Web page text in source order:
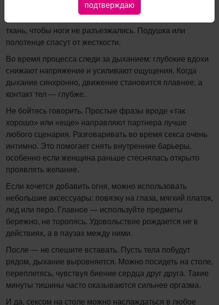
эмоциональное. Мебель должна быть устойчива, а тела
ткань, чтобы ноги не разъезжались. Подушка или
полотенце спасут от жесткости.
Во время процесса следи за дыханием: глубокие вдохи
снижают напряжение и усиливают ощущения. Когда
дыхание синхронно, движение становится плавнее, а
контакт тел — глубже.
Не бойтесь говорить. Простые фразы вроде «так
хорошо» или «еще» направляют партнера лучше
любого сценария. Разговаривать во время секса очень
интимно. Это помогает снять внутренние барьеры,
особенно если женщина раньше стеснялась открыто
проявлять желание.
Если хочется добавить огня, можно использовать
небольшие аксессуары: повязку на глаза, мягкий платок,
лед или перо. Главное — используйте предметы
бережно, не торопясь. Удовольствие рождается не в
действиях, а в паузах между ними.
После — не спешите вставать. Пусть тела побудут
рядом, дыхание выровняется. Можно посидеть на столе,
переплетясь, чувствуя биение сердца друг друга. Такие
минуты тишины часто оказываются сильнее оргазма.
И да, сексом на столе можно наслаждаться в любое
подтверждаю